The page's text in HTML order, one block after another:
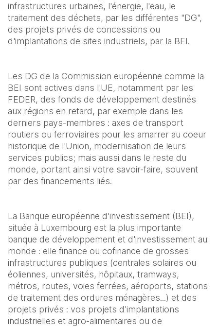
infrastructures urbaines, l'énergie, l'eau, le
traitement des déchets, par les différentes "DG",
des projets privés de concessions ou
d'implantations de sites industriels, par la BEI.
Les DG de la Commission européenne comme la
BEI sont actives dans l'UE, notamment par les
FEDER, des fonds de développement destinés
aux régions en retard, par exemple dans les
derniers pays-membres : axes de transport
routiers ou ferroviaires pour les amarrer au coeur
historique de l'Union, modernisation de leurs
services publics; mais aussi dans le reste du
monde, portant ainsi votre savoir-faire, souvent
par des financements liés.
La Banque européenne d'investissement (BEI),
située à Luxembourg est la plus importante
banque de développement et d'investissement au
monde : elle finance ou cofinance de grosses
infrastructures publiques (centrales solaires ou
éoliennes, universités, hôpitaux, tramways,
métros, routes, voies ferrées, aéroports, stations
de traitement des ordures ménagères...) et des
projets privés : vos projets d'implantations
industrielles et agro-alimentaires ou de